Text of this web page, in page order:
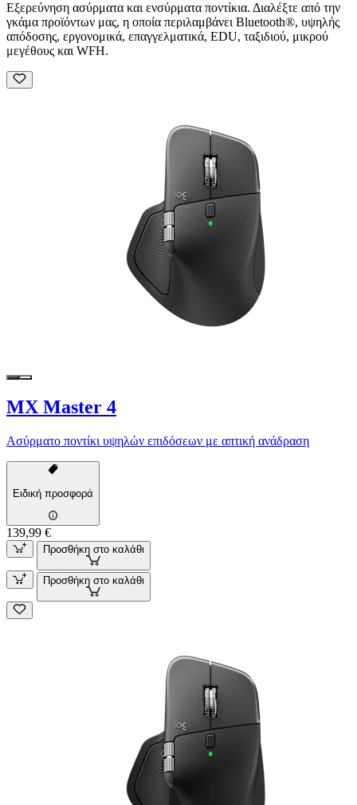
Εξερεύνηση ασύρματα και ενσύρματα ποντίκια. Διαλέξτε από την
γκάμα προϊόντων μας, η οποία περιλαμβάνει Bluetooth®, υψηλής
απόδοσης, εργονομικά, επαγγελματικά, EDU, ταξιδιού, μικρού
μεγέθους και WFH.
MX Master 4
Ασύρματο ποντίκι υψηλών επιδόσεων με απτική ανάδραση
Ειδική προσφορά
139,99 €
Προσθήκη στο καλάθι
Προσθήκη στο καλάθι